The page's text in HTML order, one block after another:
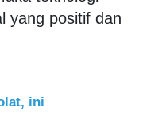
yang positif dan
ini